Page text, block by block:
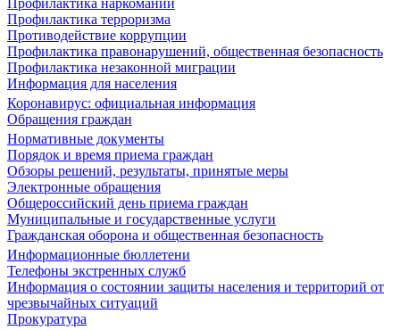
Профилактика наркомании
Профилактика терроризма
Противодействие коррупции
Профилактика правонарушений, общественная безопасность
Профилактика незаконной миграции
Информация для населения
Коронавирус: официальная информация
Обращения граждан
Нормативные документы
Порядок и время приема граждан
Обзоры решений, результаты, принятые меры
Электронные обращения
Общероссийский день приема граждан
Муниципальные и государственные услуги
Гражданская оборона и общественная безопасность
Информационные бюллетени
Телефоны экстренных служб
Информация о состоянии защиты населения и территорий от
чрезвычайных ситуаций
Прокуратура